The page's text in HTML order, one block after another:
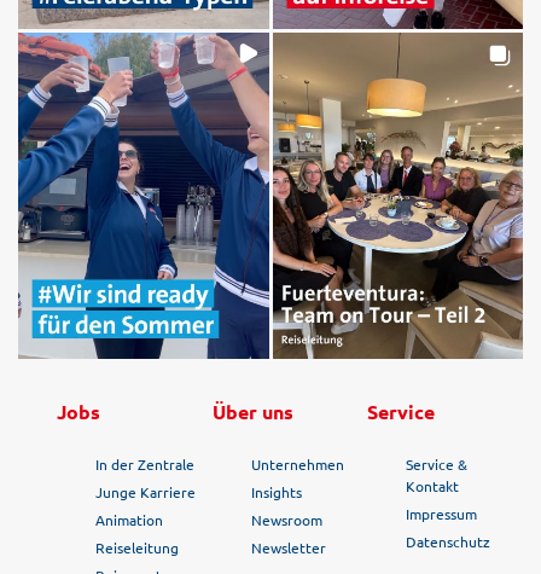
Jobs
In der Zentrale
Junge Karriere
Animation
Reiseleitung
Über uns
Unternehmen
Insights
Newsroom
Newsletter
Service
Service &
Kontakt
Impressum
Datenschutz